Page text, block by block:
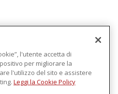
Regolamento macchine
l'utente accetta di
per migliorare la
l'utilizzo del sito e assistere
Leggi la Cookie Policy